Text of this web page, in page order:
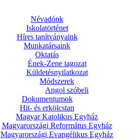
Névadónk
Iskolatörténet
Híres tanítványaink
Munkatársaink
Oktatás
Ének-Zene tagozat
Küldetésnyilatkozat
Módszerek
Angol szóbeli
Dokumentumok
Hit- és erkölcstan
Magyar Katolikus Egyház
Magyarországi Református Egyház
Magyarországi Evangélikus Egyház